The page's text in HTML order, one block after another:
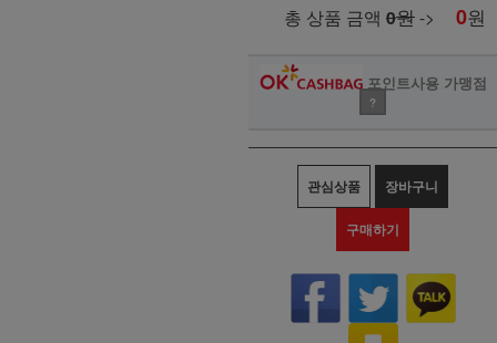
총 상품 금액 0원-> 0원
포인트사용 가맹점
?
관심상품 장바구니
구매하기